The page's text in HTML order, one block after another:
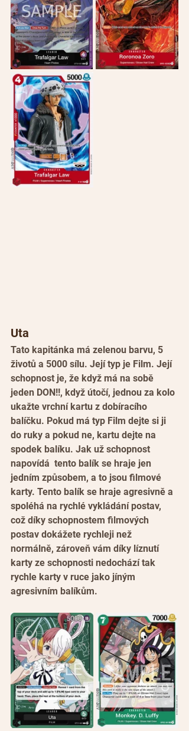
Uta
Tato kapitánka má zelenou barvu, 5
životů a 5000 sílu. Její typ je Film. Její
schopnost je, že když má na sobě
jeden DON!!, když útočí, jednou za kolo
ukažte vrchní kartu z dobíracího
balíčku. Pokud má typ Film dejte si ji
do ruky a pokud ne, kartu dejte na
spodek balíku. Jak už schopnost
napovídá  tento balík se hraje jen
jedním způsobem, a to jsou filmové
karty. Tento balík se hraje agresivně a
spoléhá na rychlé vykládání postav,
což díky schopnostem filmových
postav dokážete rychleji než
normálně, zároveň vám díky líznutí
karty ze schopnosti nedochází tak
rychle karty v ruce jako jíným
agresivním balíkům.